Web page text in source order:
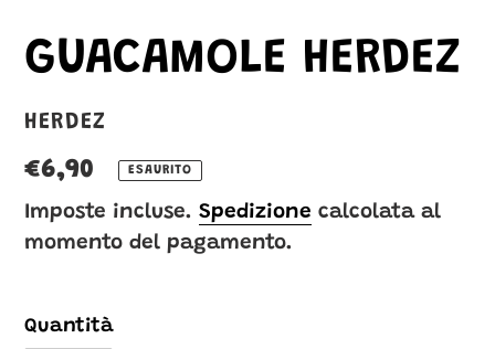
GUACAMOLE HERDEZ
VENDITORE
HERDEZ
Prezzo
di
listino
€6,90 ESAURITO
Imposte incluse. Spedizione calcolata al
momento del pagamento.
Quantità